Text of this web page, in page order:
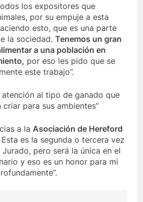
los expositores que
por su empuje a esta
esto, que es una parte
la sociedad. Tenemos un gran
a una población en
por eso les pido que se
este trabajo”.
atención al tipo de ganado que
criar para sus ambientes”
a la Asociación de Hereford
es la segunda o tercera vez
pero será la única en el
y eso es un honor para mi